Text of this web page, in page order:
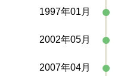
1997年01月
2002年05月
2007年04月